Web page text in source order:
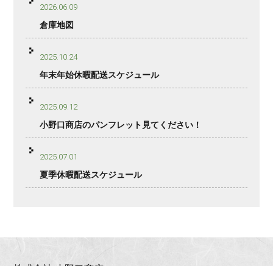
2026.06.09
倉庫地図
2025.10.24
年末年始休暇配送スケジュール
2025.09.12
小野口商店のパンフレット見てください！
2025.07.01
夏季休暇配送スケジュール